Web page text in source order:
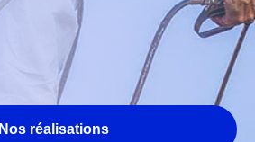
Nos réalisations